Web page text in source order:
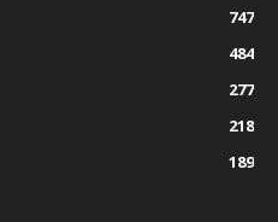
747
484
277
218
189